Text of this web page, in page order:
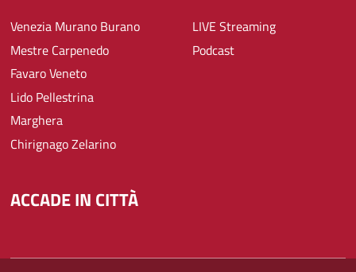
Venezia Murano Burano
Mestre Carpenedo
Favaro Veneto
Lido Pellestrina
Marghera
Chirignago Zelarino
LIVE Streaming
Podcast
ACCADE IN CITTÀ